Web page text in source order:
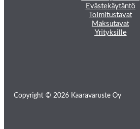
Evästekäytäntö
Toimitustavat
Maksutavat
Yrityksille
Copyright © 2026 Kaaravaruste Oy